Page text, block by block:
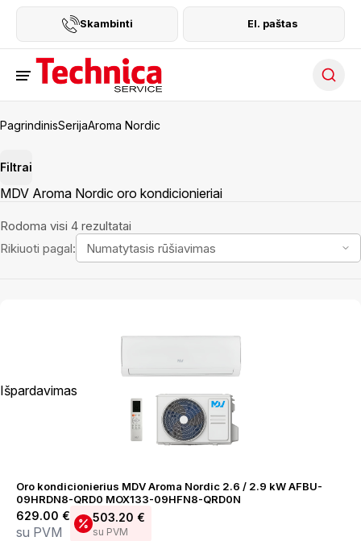
Skambinti El. paštas
PagrindinisSerijaAroma Nordic
Filtrai
MDV Aroma Nordic oro kondicionieriai
Rodoma visi 4 rezultatai
Rikiuoti pagal:
Išpardavimas
Oro kondicionierius MDV Aroma Nordic 2.6 / 2.9 kW AFBU-
09HRDN8-QRD0 MOX133-09HFN8-QRD0N
629.00 €
su PVM
503.20 €
su PVM